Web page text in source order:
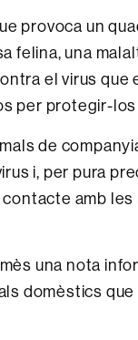
provoca un
felina, una
el virus que
per protegir-los
de
i, per pura
amb
una nota
domèstics